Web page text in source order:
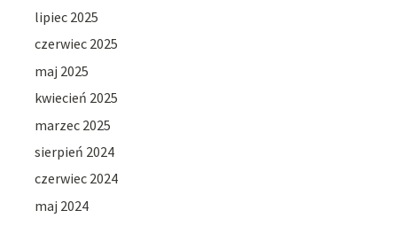
lipiec 2025
czerwiec 2025
maj 2025
kwiecień 2025
marzec 2025
sierpień 2024
czerwiec 2024
maj 2024